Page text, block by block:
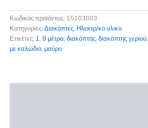
was:
1,80 €.
τιμή
είναι:
1,26 €.
Κωδικός προϊόντος: 15103003
Κατηγορίες: Διακόπτες, Ηλεκτρ/κο υλικο
Ετικέτες: 1, 8 μέτρα, διακόπτης, διακόπτης χεριού,
με καλώδιο, μαύρο